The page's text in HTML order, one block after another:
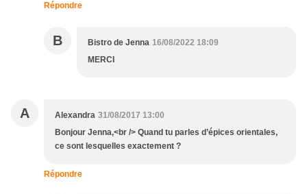
Répondre
B Bistro de Jenna 16/08/2022 18:09
MERCI
A Alexandra 31/08/2017 13:00
Bonjour Jenna,<br /> Quand tu parles d’épices orientales,
ce sont lesquelles exactement ?
Répondre